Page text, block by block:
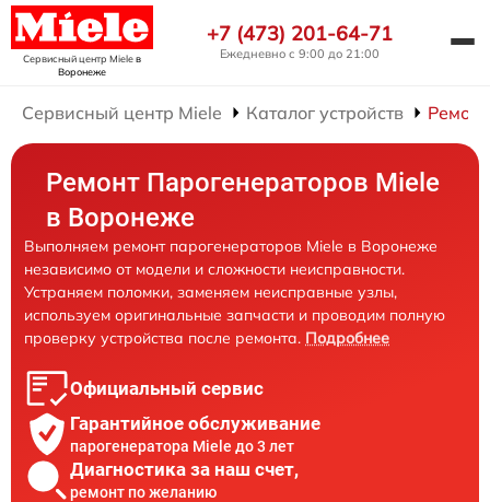
Сервисный центр Mieleв
Воронеже
+7 (473) 201-64-71
Ежедневно с 9:00 до 21:00
Сервисный центр Miele Каталог устройств
Ремонт Парогенераторов Miele
в Воронеже
Выполняем ремонт парогенераторов Miele в Воронеже
независимо от модели и сложности неисправности.
Устраняем поломки, заменяем неисправные узлы,
используем оригинальные запчасти и проводим полную
проверку устройства после ремонта. Подробнее
Официальный сервис
Гарантийное обслуживание
парогенератора Miele до 3 лет
Диагностика за наш счет,
ремонт по желанию